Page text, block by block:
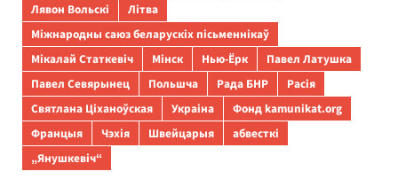
Лявон Вольскі
Літва
Міжнародны саюз беларускіх пісьменнікаў
Мікалай Статкевіч
Мінск Нью-Ёрк
Павел Латушка
Павел Севярынец
Польшча Рада БНР
Расія
Святлана Ціханоўская
Украіна
Фонд kamunikat.org
Францыя
Чэхія Швейцарыя
абвесткі
„Янушкевіч“